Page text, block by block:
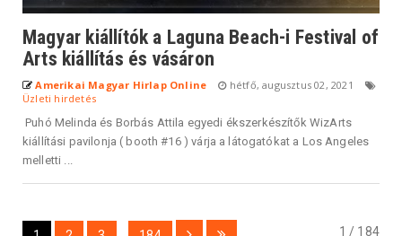
Magyar kiállítók a Laguna Beach-i Festival of
Arts kiállítás és vásáron
Amerikai Magyar Hirlap Online
hétfő, augusztus 02, 2021
Üzleti hirdetés
Puhó Melinda és Borbás Attila egyedi ékszerkészítők WizArts
kiállítási pavilonja ( booth #16 ) várja a látogatókat a Los Angeles
melletti ...
1 / 184